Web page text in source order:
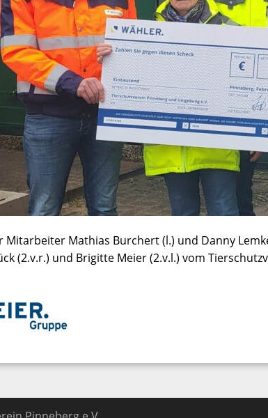
Mitarbeiter Mathias Burchert (l.) und Danny
(2.v.r.) und Brigitte Meier (2.v.l.) vom